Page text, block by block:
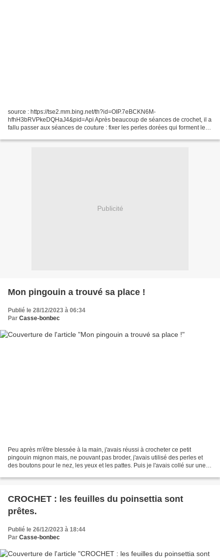
source : https://tse2.mm.bing.net/th?id=OIP.7eBCKN6M-
hfhH3bRVPkeDQHaJ4&pid=Api Après beaucoup de séances de crochet, il a
fallu passer aux séances de couture : fixer les perles dorées qui forment le
Publicité
Mon pingouin a trouvé sa place !
Publié le 28/12/2023 à 06:34
Par Casse-bonbec
Peu après m'être blessée à la main, j'avais réussi à crocheter ce petit
pingouin mignon mais, ne pouvant pas broder, j'avais utilisé des perles et
des boutons pour le nez, les yeux et les pattes. Puis je l'avais collé sur une
CROCHET : les feuilles du poinsettia sont
prêtes.
Publié le 26/12/2023 à 18:44
Par Casse-bonbec